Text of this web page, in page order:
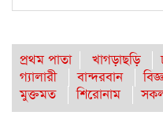
প্রথম পাতা খাগড়াছড়ি
গ্যালারী
বান্দরবান
মুক্তমত
শিরোনাম